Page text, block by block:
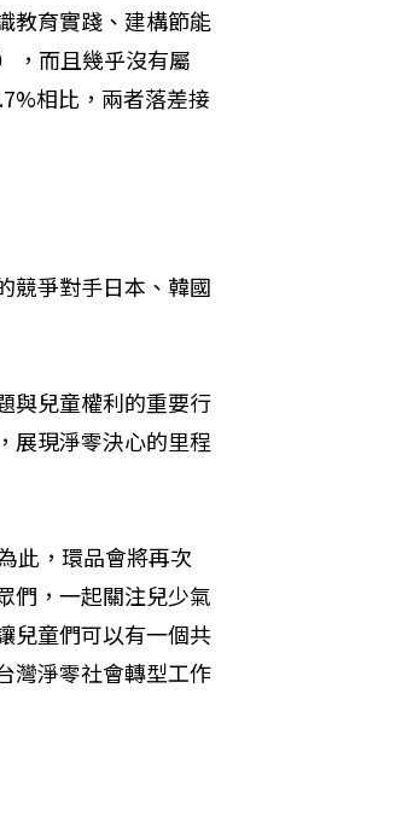
教育實踐、建構節能
，而且幾乎沒有屬
相比，兩者落差接
競爭對手日本、韓國
與兒童權利的重要行
展現淨零決心的里程
此，環品會將再次
們，一起關注兒少氣
兒童們可以有一個共
灣淨零社會轉型工作